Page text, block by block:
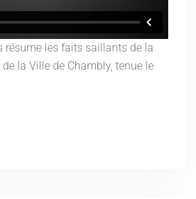
résume les faits saillants de la
la Ville de Chambly, tenue le